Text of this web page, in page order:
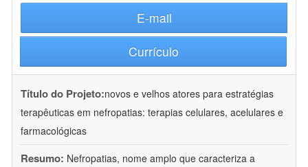
E-mail
Currículo
Título do Projeto:novos e velhos atores para estratégias
terapêuticas em nefropatias: terapias celulares, acelulares e
farmacológicas
Resumo: Nefropatias, nome amplo que caracteriza a